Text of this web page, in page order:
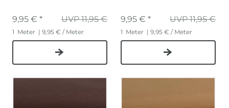
UVP 11,95 €
9,95 € *
1 Meter | 9,95 € / Meter
UVP 11,95 €
9,95 € *
1 Meter | 9,95 € / Meter